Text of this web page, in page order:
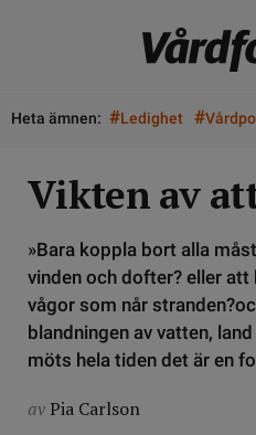
Heta ämnen: #Ledighet #
Vikten av
»Bara koppla bort alla
vinden och dofter? eller
vågor som når
blandningen av vatten,
möts hela tiden det är en
av Pia Carlson